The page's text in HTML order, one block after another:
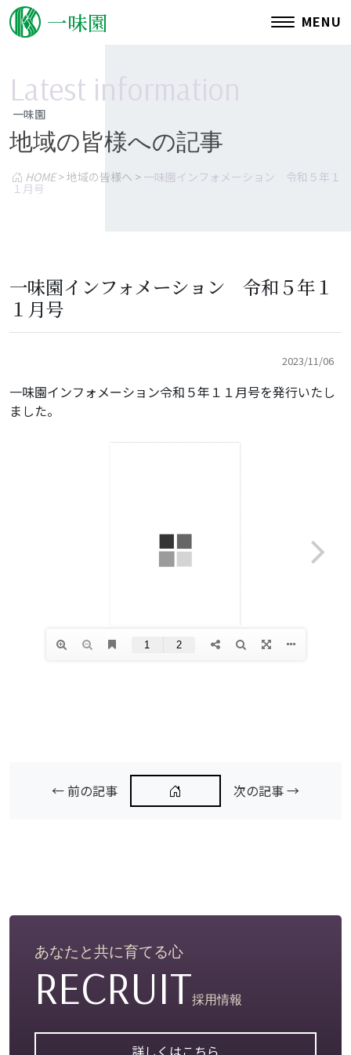
一味園 MENU
概要
事業内容
施設名の由来
特徴
平面図
Latest information
一味園
地域の皆様への記事
HOME>地域の皆様へ > 一味園インフォメーション 令和５年１
１月号
一味園インフォメーション 令和５年１
１月号
2023/11/06
一味園インフォメーション令和５年１１月号を発行いたし
ました。
← 前の記事 次の記事 →
あなたと共に育てる心
RECRUIT採用情報
詳しくはこちら